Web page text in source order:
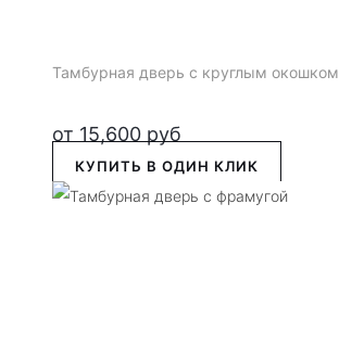
Тамбурная дверь с круглым окошком
от 15,600 руб
КУПИТЬ В ОДИН КЛИК